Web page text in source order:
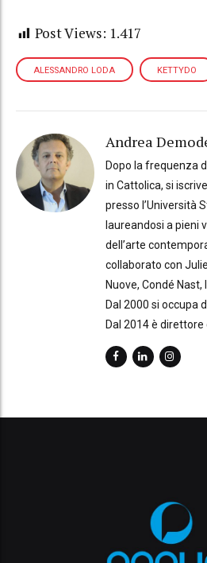
Post Views: 1.417
ALESSANDRO LODA KETTYDO
Andrea
Dopo la frequenza
in Cattolica, si
presso l’Università
laureandosi a pieni
dell’arte
collaborato con
Nuove, Condé Nast,
Dal 2000 si occupa
Dal 2014 è direttore